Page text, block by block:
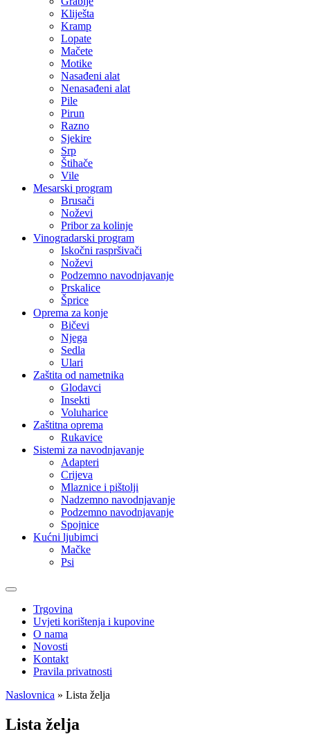
Kliješta
Kramp
Lopate
Mačete
Motike
Nasađeni alat
Nenasađeni alat
Pile
Pirun
Razno
Sjekire
Srp
Štihače
Vile
Mesarski program
Brusači
Noževi
Pribor za kolinje
Vinogradarski program
Iskočni raspršivači
Noževi
Podzemno navodnjavanje
Prskalice
Šprice
Oprema za konje
Bičevi
Njega
Sedla
Ulari
Zaštita od nametnika
Glodavci
Insekti
Voluharice
Zaštitna oprema
Rukavice
Sistemi za navodnjavanje
Adapteri
Crijeva
Mlaznice i pištolji
Nadzemno navodnjavanje
Podzemno navodnjavanje
Spojnice
Kućni ljubimci
Mačke
Psi
Trgovina
Uvjeti korištenja i kupovine
O nama
Novosti
Kontakt
Pravila privatnosti
Naslovnica » Lista želja
Lista želja